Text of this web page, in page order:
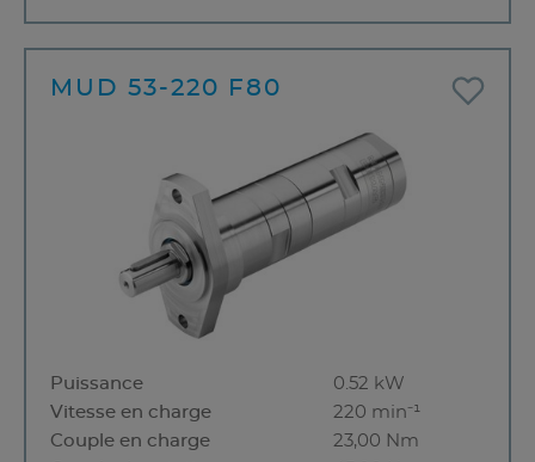
MUD 53-220 F80
Puissance
0.52 kW
Vitesse en charge
220 min⁻¹
Couple en charge
23,00 Nm